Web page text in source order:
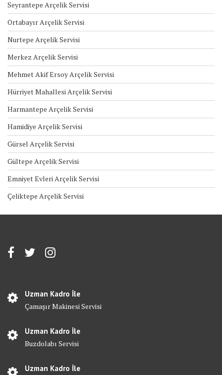
Seyrantepe Arçelik Servisi
Ortabayır Arçelik Servisi
Nurtepe Arçelik Servisi
Merkez Arçelik Servisi
Mehmet Akif Ersoy Arçelik Servisi
Hürriyet Mahallesi Arçelik Servisi
Harmantepe Arçelik Servisi
Hamidiye Arçelik Servisi
Gürsel Arçelik Servisi
Gültepe Arçelik Servisi
Emniyet Evleri Arçelik Servisi
Çeliktepe Arçelik Servisi
Uzman Kadro İle
Çamaşır Makinesi Servisi
Uzman Kadro İle
Buzdolabı Servisi
Uzman Kadro İle